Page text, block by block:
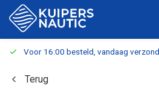
Voor 16:00 besteld, vandaag
Terug